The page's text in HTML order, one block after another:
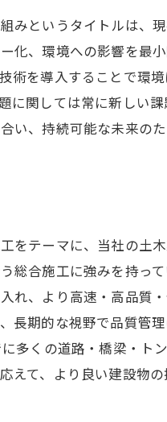
みというタイトルは、
化、環境への影響を最
術を導入することで環
に関しては常に新しい
い、持続可能な未来の
をテーマに、当社の土
総合施工に強みを持っ
れ、より高速・高品質
長期的な視野で品質管
多くの道路・橋梁・ト
えて、より良い建設物の